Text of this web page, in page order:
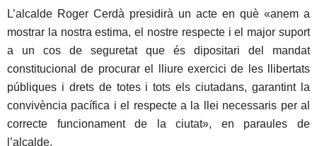
L’alcalde Roger Cerdà presidirà un acte en què «anem a
mostrar la nostra estima, el nostre respecte i el major suport
a un cos de seguretat que és dipositari del mandat
constitucional de procurar el lliure exercici de les llibertats
públiques i drets de totes i tots els ciutadans, garantint la
convivència pacífica i el respecte a la llei necessaris per al
correcte funcionament de la ciutat», en paraules de
l’alcalde.